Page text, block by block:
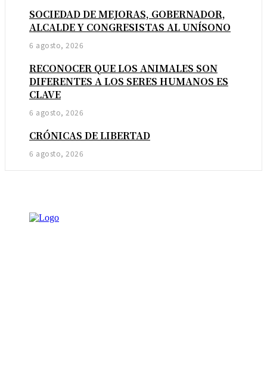
SOCIEDAD DE MEJORAS, GOBERNADOR,
ALCALDE Y CONGRESISTAS AL UNÍSONO
6 agosto, 2026
RECONOCER QUE LOS ANIMALES SON
DIFERENTES A LOS SERES HUMANOS ES
CLAVE
6 agosto, 2026
CRÓNICAS DE LIBERTAD
6 agosto, 2026